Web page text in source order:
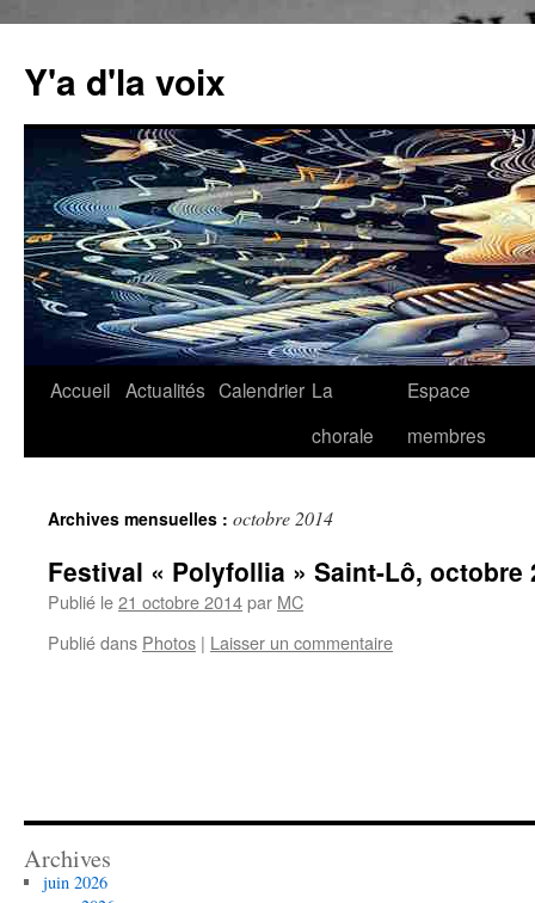
contenu
Y'a d'la voix
Accueil Actualités Calendrier La
chorale
Espace
membres
Archives mensuelles : octobre 2014
Festival « Polyfollia » Saint-Lô, octobre
Publié le21 octobre 2014par MC
Publié dans Photos | Laisser un commentaire
Archives
juin 2026